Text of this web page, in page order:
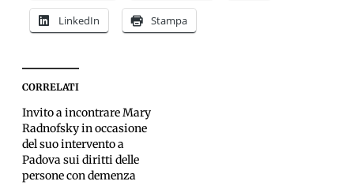
LinkedIn Stampa
CORRELATI
Invito a incontrare Mary
Radnofsky in occasione
del suo intervento a
Padova sui diritti delle
persone con demenza